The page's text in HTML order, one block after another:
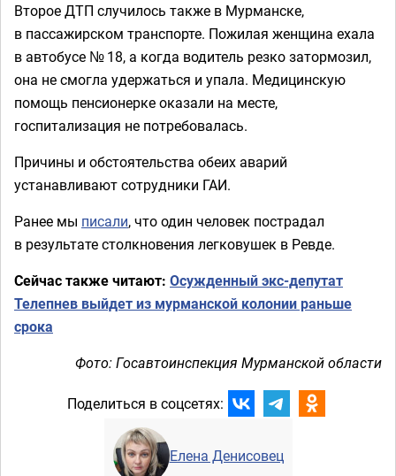
Второе ДТП случилось также в Мурманске,
в пассажирском транспорте. Пожилая женщина ехала
в автобусе № 18, а когда водитель резко затормозил,
она не смогла удержаться и упала. Медицинскую
помощь пенсионерке оказали на месте,
госпитализация не потребовалась.
Причины и обстоятельства обеих аварий
устанавливают сотрудники ГАИ.
Ранее мы писали, что один человек пострадал
в результате столкновения легковушек в Ревде.
Сейчас также читают: Осужденный экс-депутат
Телепнев выйдет из мурманской колонии раньше
срока
Фото: Госавтоинспекция Мурманской области
Поделиться в соцсетях:
Елена Денисовец